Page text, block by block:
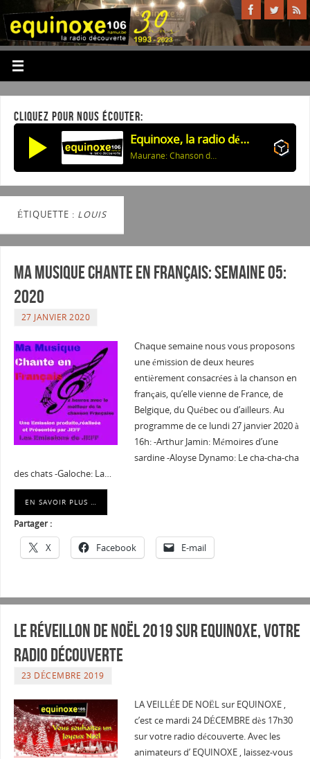
CLIQUEZ POUR NOUS ÉCOUTER:
Equinoxe, la radio découverte
Maurane: Chanson de l'autruche
ÉTIQUETTE : LOUIS
Ma musique chante en Français: Semaine 05:
2020
27 JANVIER 2020
Chaque semaine nous vous proposons
une émission de deux heures
entièrement consacrées à la chanson en
français, qu’elle vienne de France, de
Belgique, du Québec ou d’ailleurs. Au
programme de ce lundi 27 janvier 2020 à
16h: -Arthur Jamin: Mémoires d’une
sardine -Aloyse Dynamo: Le cha-cha-cha
des chats -Galoche: La…
EN SAVOIR PLUS …
Partager :
X Facebook E-mail
Le Réveillon de Noël 2019 sur Equinoxe, Votre
radio découverte
23 DÉCEMBRE 2019
LA VEILLÉE DE NOËL sur EQUINOXE ,
c’est ce mardi 24 DÉCEMBRE dès 17h30
sur votre radio découverte. Avec les
animateurs d’ EQUINOXE , laissez-vous